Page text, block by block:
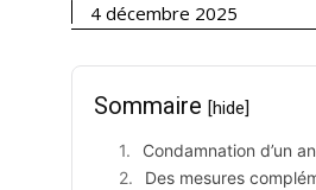
4 décembre 2025
Sommaire [hide]
Condamnation d’un
Des mesures